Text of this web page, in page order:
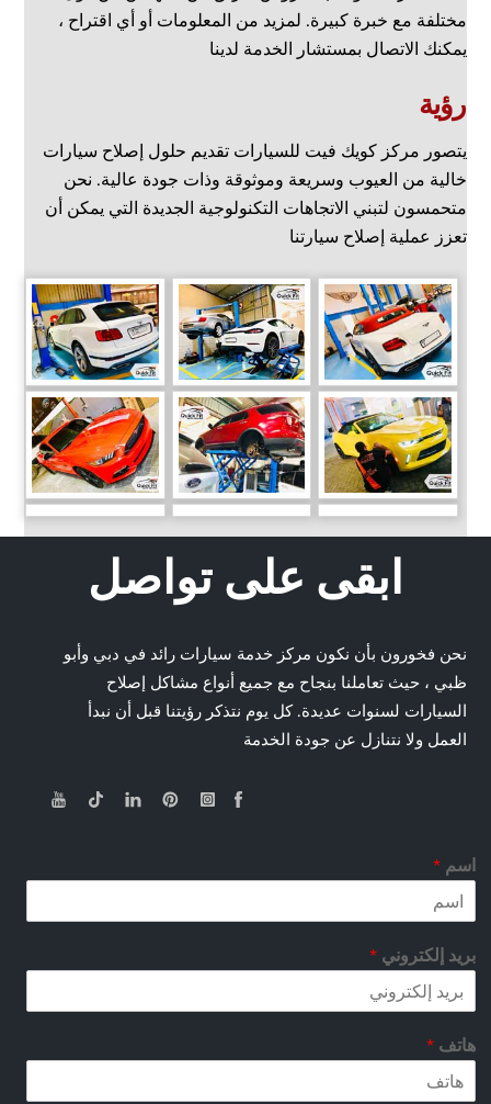
مختلفة مع خبرة كبيرة. لمزيد من المعلومات أو أي اقتراح ،
يمكنك الاتصال بمستشار الخدمة لدينا
رؤية
يتصور مركز كويك فيت للسيارات تقديم حلول إصلاح سيارات
خالية من العيوب وسريعة وموثوقة وذات جودة عالية. نحن
متحمسون لتبني الاتجاهات التكنولوجية الجديدة التي يمكن أن
تعزز عملية إصلاح سيارتنا
ابقى على تواصل
اسم*
بريد إلكتروني*
هاتف*
نحن فخورون بأن نكون مركز خدمة سيارات رائد في دبي وأبو
ظبي ، حيث تعاملنا بنجاح مع جميع أنواع مشاكل إصلاح
السيارات لسنوات عديدة. كل يوم نتذكر رؤيتنا قبل أن نبدأ
العمل ولا نتنازل عن جودة الخدمة